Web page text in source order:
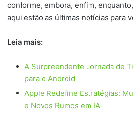
conforme, embora, enfim,
aqui estão as últimas notícias para
Leia mais:
A Surpreendente Jornada de
para o Android
Apple Redefine Estratégias:
e Novos Rumos em IA